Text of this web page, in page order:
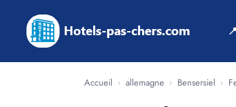
Accueil › allemagne › Bensersiel ›